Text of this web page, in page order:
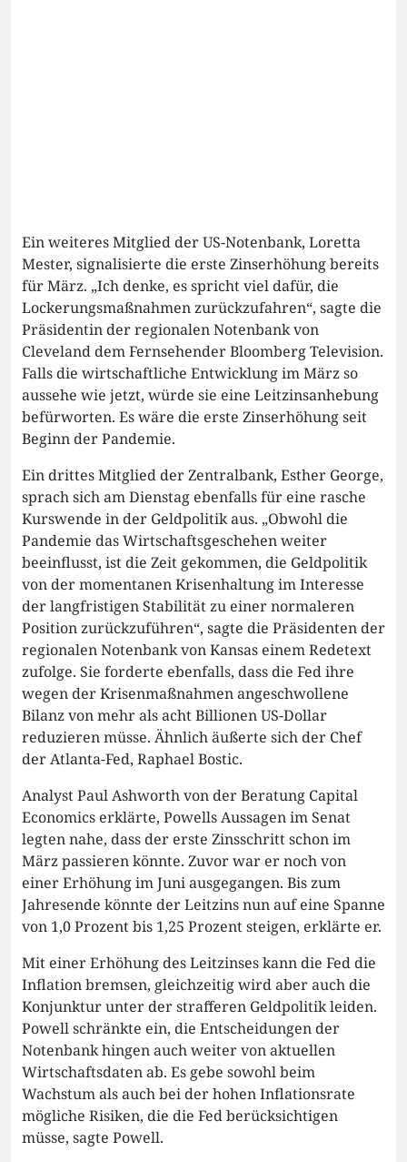
Ein weiteres Mitglied der US-Notenbank, Loretta
Mester, signalisierte die erste Zinserhöhung bereits
für März. „Ich denke, es spricht viel dafür, die
Lockerungsmaßnahmen zurückzufahren“, sagte die
Präsidentin der regionalen Notenbank von
Cleveland dem Fernsehender Bloomberg Television.
Falls die wirtschaftliche Entwicklung im März so
aussehe wie jetzt, würde sie eine Leitzinsanhebung
befürworten. Es wäre die erste Zinserhöhung seit
Beginn der Pandemie.
Ein drittes Mitglied der Zentralbank, Esther George,
sprach sich am Dienstag ebenfalls für eine rasche
Kurswende in der Geldpolitik aus. „Obwohl die
Pandemie das Wirtschaftsgeschehen weiter
beeinflusst, ist die Zeit gekommen, die Geldpolitik
von der momentanen Krisenhaltung im Interesse
der langfristigen Stabilität zu einer normaleren
Position zurückzuführen“, sagte die Präsidenten der
regionalen Notenbank von Kansas einem Redetext
zufolge. Sie forderte ebenfalls, dass die Fed ihre
wegen der Krisenmaßnahmen angeschwollene
Bilanz von mehr als acht Billionen US-Dollar
reduzieren müsse. Ähnlich äußerte sich der Chef
der Atlanta-Fed, Raphael Bostic.
Analyst Paul Ashworth von der Beratung Capital
Economics erklärte, Powells Aussagen im Senat
legten nahe, dass der erste Zinsschritt schon im
März passieren könnte. Zuvor war er noch von
einer Erhöhung im Juni ausgegangen. Bis zum
Jahresende könnte der Leitzins nun auf eine Spanne
von 1,0 Prozent bis 1,25 Prozent steigen, erklärte er.
Mit einer Erhöhung des Leitzinses kann die Fed die
Inflation bremsen, gleichzeitig wird aber auch die
Konjunktur unter der strafferen Geldpolitik leiden.
Powell schränkte ein, die Entscheidungen der
Notenbank hingen auch weiter von aktuellen
Wirtschaftsdaten ab. Es gebe sowohl beim
Wachstum als auch bei der hohen Inflationsrate
mögliche Risiken, die die Fed berücksichtigen
müsse, sagte Powell.